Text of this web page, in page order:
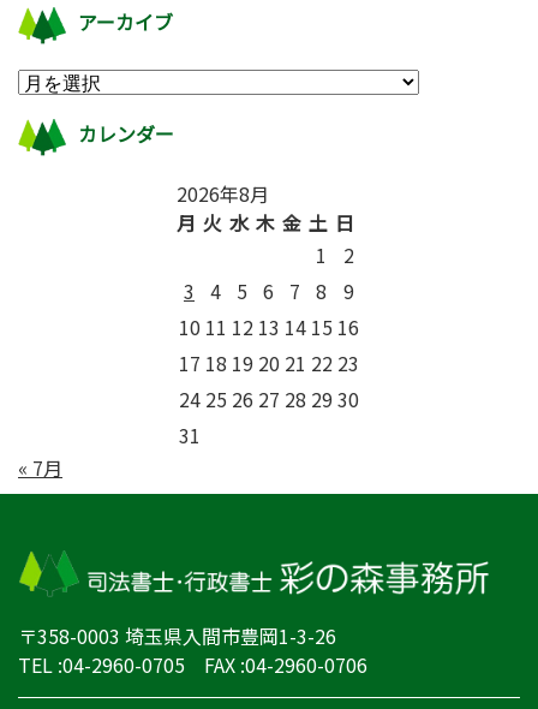
アーカイブ
カレンダー
2026年8月
月 火 水 木 金 土 日
1
2
3 4 5 6 7 8
9
10 11 12 13 14 15 16
17 18 19 20 21 22 23
24 25 26 27 28 2930
31
« 7月
〒358-0003 埼玉県入間市豊岡1-3-26
TEL :04-2960-0705 FAX :04-2960-0706